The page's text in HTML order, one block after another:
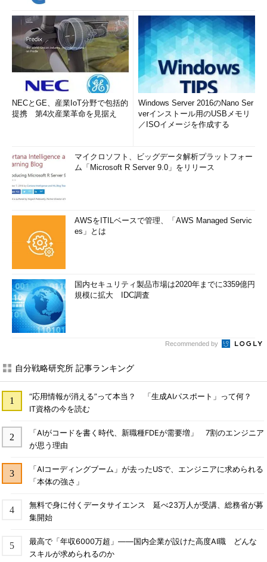
NECとGE、産業IoT分野で包括的
提携 第4次産業革命を見据え
Windows Server 2016のNano Ser
verインストール用のUSBメモリ
／ISOイメージを作成する
マイクロソフト、ビッグデータ解析プラットフォー
ム「Microsoft R Server 9.0」をリリース
AWSをITILベースで管理、「AWS Managed Servic
es」とは
国内セキュリティ製品市場は2020年までに3359億円
規模に拡大 IDC調査
Recommended by
自分戦略研究所 記事ランキング
“応用情報が消える”って本当？ 「生成AIパスポート」って何？
IT資格の今を読む
「AIがコードを書く時代、新職種FDEが需要増」 7割のエンジニア
が思う理由
「AIコーディングブーム」が去ったUSで、エンジニアに求められる
「本体の強さ」
無料で身に付くデータサイエンス 延べ23万人が受講、総務省が募
集開始
最高で「年収6000万超」――国内企業が設けた高度AI職 どんな
スキルが求められるのか